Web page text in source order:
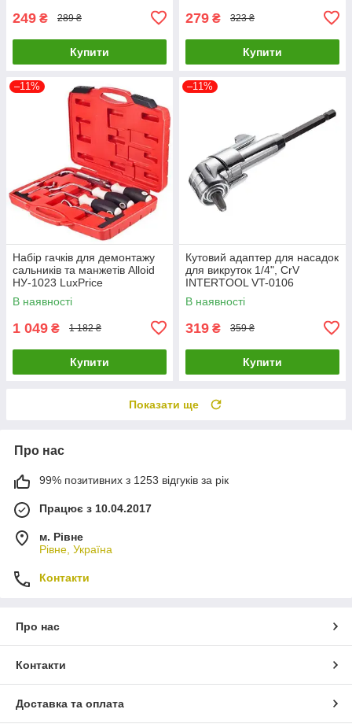
249 ₴ 289 ₴
Купити
279 ₴ 323 ₴
Купити
–11%
Набір гачків для демонтажу
сальників та манжетів Alloid
НУ-1023 LuxPrice
В наявності
1 049 ₴ 1 182 ₴
Купити
–11%
Кутовий адаптер для насадок
для викруток 1/4", CrV
INTERTOOL VT-0106
LuxPrice
В наявності
319 ₴ 359 ₴
Купити
Показати ще
Про нас
99% позитивних з 1253 відгуків за рік
Працює з 10.04.2017
м. Рівне
Рівне, Україна
Контакти
Про нас
Контакти
Доставка та оплата